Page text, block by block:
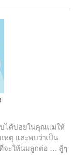
บได้บ่อยในคุณแม่ให้
หตุ และพบว่าเป็น
จะให้นมลูกต่อ … สู้ๆ